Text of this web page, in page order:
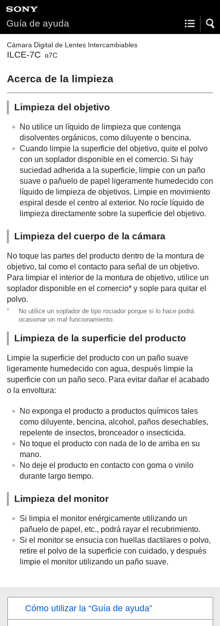
Guía de ayuda
Cámara Digital de Lentes Intercambiables
ILCE-7C α7C
Acerca de la limpieza
Limpieza del objetivo
No utilice un líquido de limpieza que contenga
disolventes orgánicos, como diluyente o bencina.
Cuando limpie la superficie del objetivo, quite el polvo
con un soplador disponible en el comercio. Si hay
suciedad adherida a la superficie, limpie con un paño
suave o pañuelo de papel ligeramente humedecido con
líquido de limpieza de objetivos. Limpie en movimiento
espiral desde el centro al exterior. No rocíe líquido de
limpieza directamente sobre la superficie del objetivo.
Limpieza del cuerpo de la cámara
No toque las partes del producto dentro de la montura de
objetivo, tal como el contacto para señal de un objetivo.
Para limpiar el interior de la montura de objetivo, utilice un
soplador disponible en el comercio* y sople para quitar el
polvo.
*
No utilice un soplador de tipo rociador porque si lo hace podrá
ocasionar un mal funcionamiento.
Limpieza de la superficie del producto
Limpie la superficie del producto con un paño suave
ligeramente humedecido con agua, después limpie la
superficie con un paño seco. Para evitar dañar el acabado
o la envoltura:
No exponga el producto a productos químicos tales
como diluyente, bencina, alcohol, paños desechables,
repelente de insectos, bronceador o insecticida.
No toque el producto con nada de lo de arriba en su
mano.
No deje el producto en contacto con goma o vinilo
durante largo tiempo.
Limpieza del monitor
Si limpia el monitor enérgicamente utilizando un
pañuelo de papel, etc., podrá rayar el recubrimiento.
Si el monitor se ensucia con huellas dactilares o polvo,
retire el polvo de la superficie con cuidado, y después
limpie el monitor utilizando un paño suave.
Cómo utilizar la “Guía de ayuda”